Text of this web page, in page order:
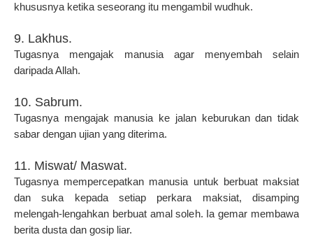
khususnya ketika seseorang itu mengambil wudhuk.
9. Lakhus.
Tugasnya mengajak manusia agar menyembah selain
daripada Allah.
10. Sabrum.
Tugasnya mengajak manusia ke jalan keburukan dan tidak
sabar dengan ujian yang diterima.
11. Miswat/ Maswat.
Tugasnya mempercepatkan manusia untuk berbuat maksiat
dan suka kepada setiap perkara maksiat, disamping
melengah-lengahkan berbuat amal soleh. Ia gemar membawa
berita dusta dan gosip liar.